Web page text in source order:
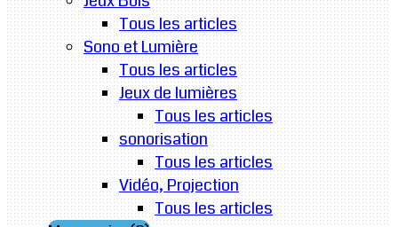
Tous les articles
Sono et Lumière
Tous les articles
Jeux de lumières
Tous les articles
sonorisation
Tous les articles
Vidéo, Projection
Tous les articles